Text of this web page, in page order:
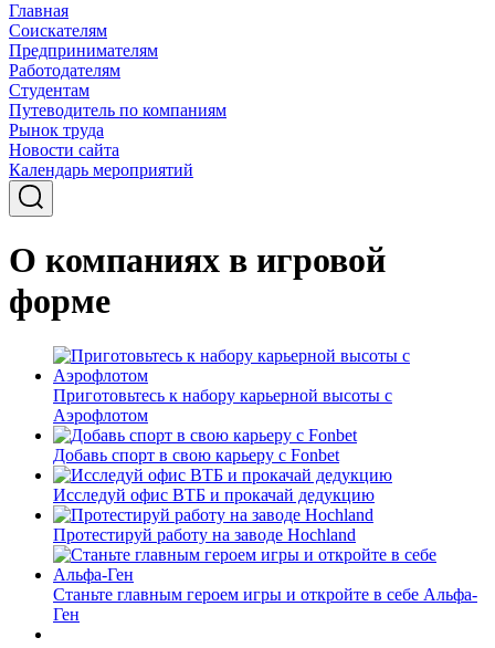
Главная
Соискателям
Предпринимателям
Работодателям
Студентам
Путеводитель по компаниям
Рынок труда
Новости сайта
Календарь мероприятий
О компаниях в игровой
форме
Приготовьтесь к набору карьерной высоты с
Аэрофлотом
Добавь спорт в свою карьеру с Fonbet
Исследуй офис ВТБ и прокачай дедукцию
Протестируй работу на заводе Hochland
Станьте главным героем игры и откройте в себе Альфа-
Ген